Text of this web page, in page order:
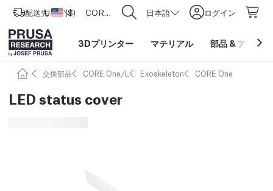
配送先 アメリカ合衆国
USD ($) CORE One L: Now In Stock! 日本語 ログイン
3Dプリンター マテリアル 部品 & アクセ
交換部品 CORE One/L Exoskeleton CORE One
LED status cover